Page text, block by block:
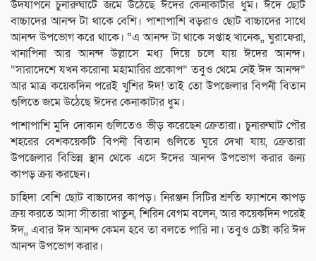
উদযাপনে চুনারুঘাটে জমে উঠেছে ঈদের কেনাকাটার ধুম। ঈদে ছোট
বাচ্চাদের আনন্দ টা থাকে বেশি। পাশাপাশি বড়রাও ছোট বাচ্চাদের সাথে
আনন্দ উপভোগ করে থাকে। “এ আনন্দ টা থাকে সপ্তাহ খানেক,, ঘুরাফেরা,
খানাপিনা আর আনন্দ উল্লাসে মধ্য দিয়ে চলে যায় ঈদের আনন্দ।
“সারাদেশে যখন করোনা মহামারির প্রকোপ” তবুও থেমে নেই ঈদ আনন্দ”
আর মাত্র কয়েকদিন পরেই খুশির ঈদ! তাই তো উপজেলার বিপনী বিতান
গুলিতে জমে উঠেছে ঈদের কেনাকাটার ধুম।
পাশাপাশি মুদি দোকান গুলিতেও ভীড় করেছেন ক্রেতারা। চুনারুঘাট পৌর
শহরের বেশকয়েকটি বিপনী বিতান গুলিতে ঘুরে দেখা যায়, ক্রেতারা
উপজেলার বিভিন্ন স্থান থেকে এসে ঈদের আনন্দ উপভোগ করার জন্য
কাপড় ক্রয় করছেন।
চাহিদা বেশি ছোট বাচ্চাদের কাপড়। নিরঞ্জন সিটির শ্রুতি ফ্যাশনে কাপড়
ক্রয় করতে আসা সীতারা খাতুন, শিরিন বেগম বলেন, আর কয়েকদিন পরেই
ঈদ,, এবার ঈদ আনন্দ কেমন হবে তা বলতে পারি না। তবুও চেষ্টা করি ঈদ
আনন্দ উপভোগ করার।